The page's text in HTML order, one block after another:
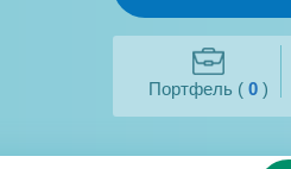
Портфель ( 0 )